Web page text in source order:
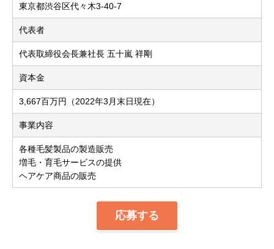
東京都渋谷区代々木3-40-7
代表者
代表取締役会長兼社長 五十嵐 祥剛
資本金
3,667百万円（2022年3月末日現在）
事業内容
各種毛髪製品の製造販売
増毛・育毛サービスの提供
ヘアケア商品の販売
応募する